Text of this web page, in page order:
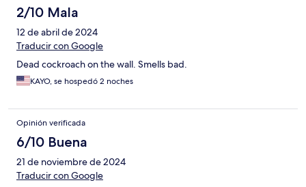
2/10 Mala
12 de abril de 2024
Traducir con Google
Dead cockroach on the wall. Smells bad.
KAYO, se hospedó 2 noches
Opinión verificada
6/10 Buena
21 de noviembre de 2024
Traducir con Google